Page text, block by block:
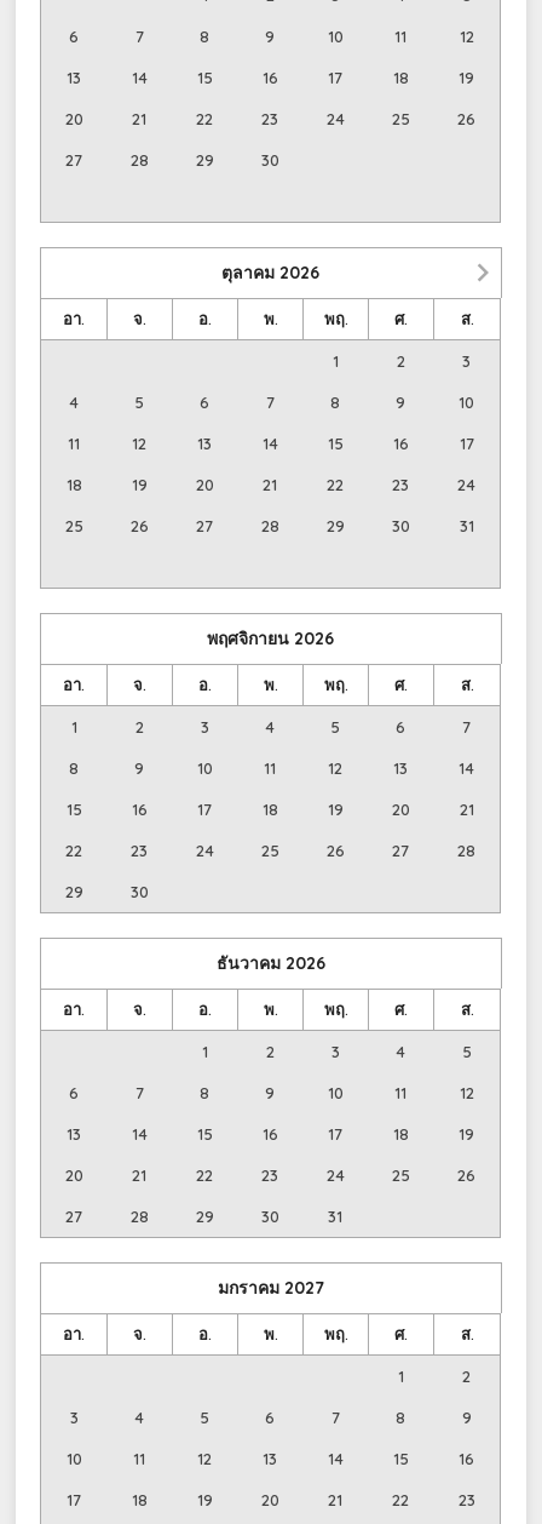
6 7 8 9 10 11 12
13 14 15 16 17 18 19
20 21 22 23 24 25 26
27 28 29 30
ตุลาคม 2026
อา. จ. อ. พ. พฤ. ศ. ส.
1 2 3
4 5 6 7 8 9 10
11 12 13 14 15 16 17
18 19 20 21 22 23 24
25 26 27 28 29 30 31
พฤศจิกายน 2026
อา. จ. อ. พ. พฤ. ศ. ส.
1 2 3 4 5 6 7
8 9 10 11 12 13 14
15 16 17 18 19 20 21
22 23 24 25 26 27 28
29 30
ธันวาคม 2026
อา. จ. อ. พ. พฤ. ศ. ส.
1 2 3 4 5
6 7 8 9 10 11 12
13 14 15 16 17 18 19
20 21 22 23 24 25 26
27 28 29 30 31
มกราคม 2027
อา. จ. อ. พ. พฤ. ศ. ส.
1 2
3 4 5 6 7 8 9
10 11 12 13 14 15 16
17 18 19 20 21 22 23